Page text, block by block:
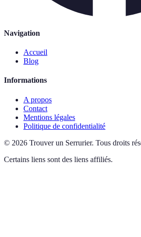
Navigation
Accueil
Blog
Informations
A propos
Contact
Mentions légales
Politique de confidentialité
© 2026 Trouver un Serrurier. Tous droits
Certains liens sont des liens affiliés.